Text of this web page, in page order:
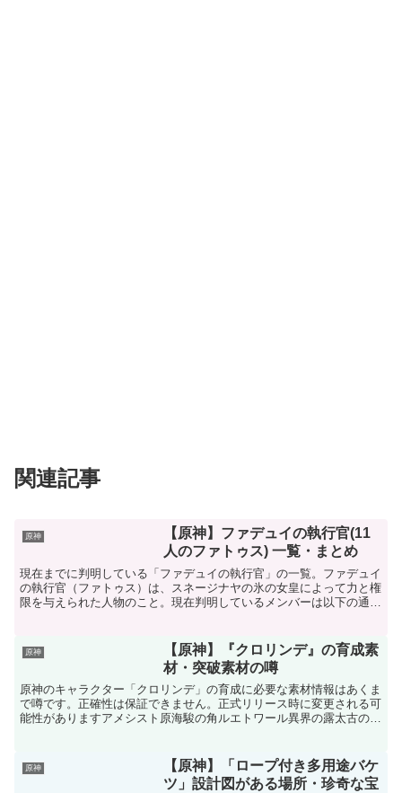
関連記事
原神
【原神】ファデュイの執行官(11
人のファトゥス) 一覧・まとめ
現在までに判明している「ファデュイの執行官」の一覧。ファデュイ
の執行官（ファトゥス）は、スネージナヤの氷の女皇によって力と権
限を与えられた人物のこと。現在判明しているメンバーは以下の通り
原神
【原神】『クロリンデ』の育成素
材・突破素材の噂
原神のキャラクター「クロリンデ」の育成に必要な素材情報はあくま
で噂です。正確性は保証できません。正式リリース時に変更される可
能性がありますアメシスト原海駿の角ルエトワール異界の露太古の樹
原神
【原神】「ロープ付き多用途バケ
ツ」設計図がある場所・珍奇な宝